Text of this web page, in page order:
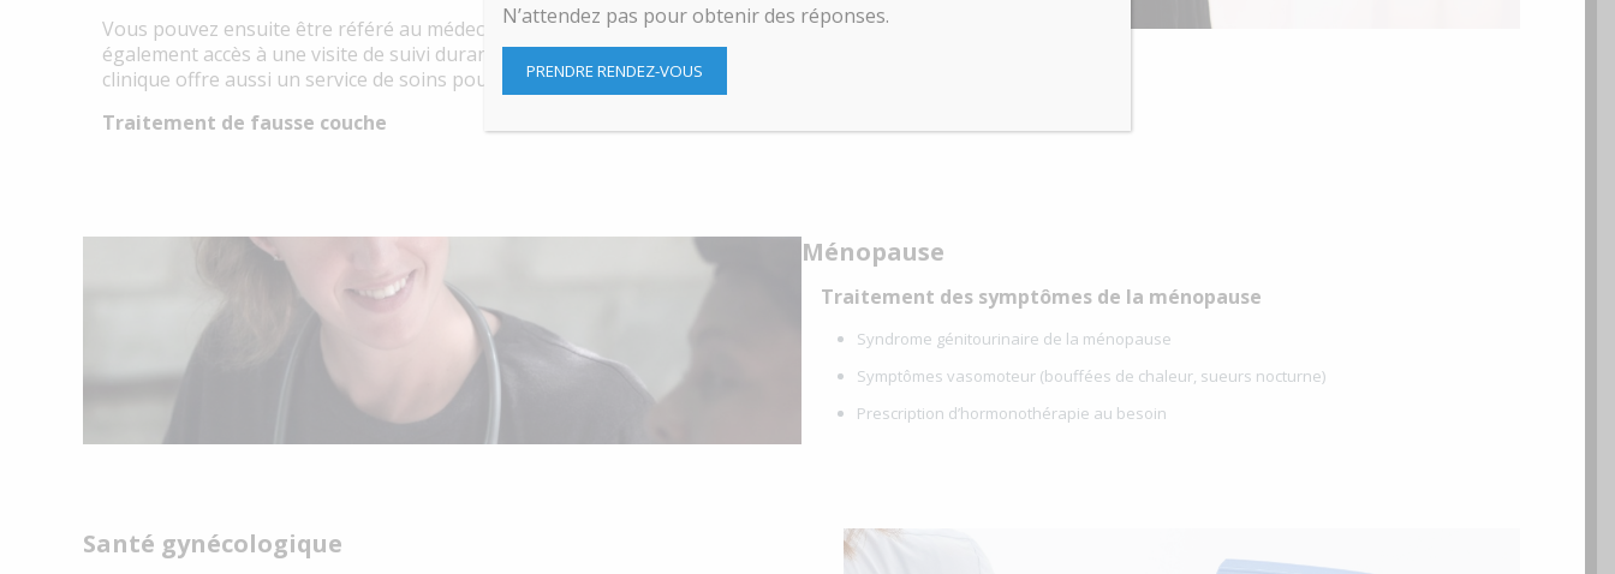
Vous pouvez ensuite être référé au médecin du milieu hospitalier de votre choix. Vous aurez
également accès à une visite de suivi durant votre période post partum. Si souhaité, la
clinique offre aussi un service de soins pour nouveaux-nés.
Traitement de fausse couche
Ménopause
Traitement des symptômes de la ménopause
Syndrome génitourinaire de la ménopause
Symptômes vasomoteur (bouffées de chaleur, sueurs nocturne)
Prescription d’hormonothérapie au besoin
Santé gynécologique
N’attendez pas pour obtenir des réponses.
PRENDRE RENDEZ-VOUS